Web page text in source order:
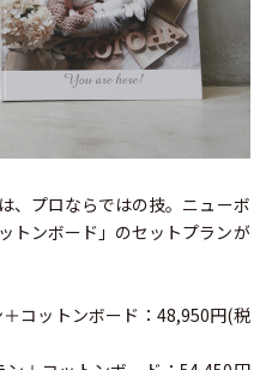
、プロならではの技。ニューボ
トンボード」のセットプランが
コットンボード：48,950円(税